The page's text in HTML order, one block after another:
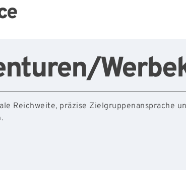
Reichweite, präzise Zielgruppenansprache